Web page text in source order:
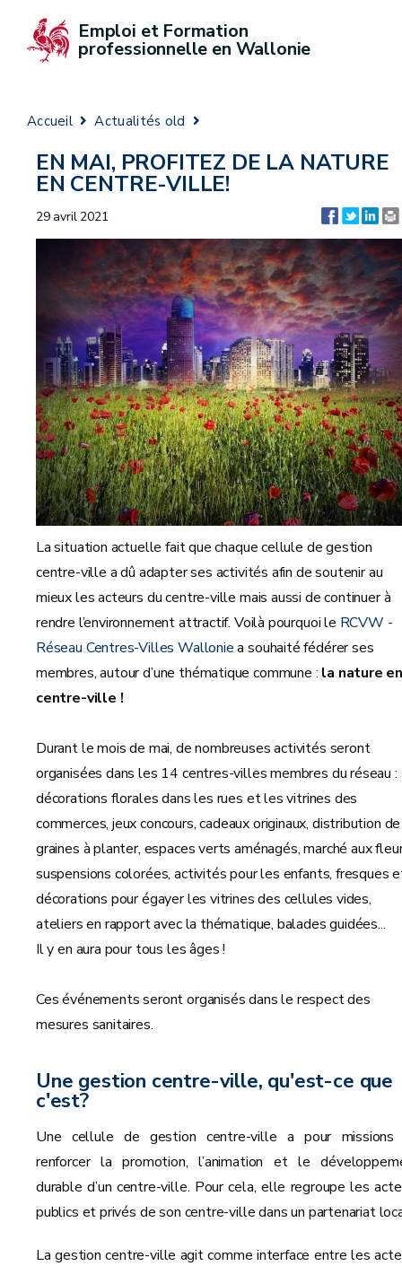
Emploi et Formation
professionnelle en Wallonie
Accueil Actualités old
EN MAI, PROFITEZ DE LA NATURE
EN CENTRE-VILLE!
29 avril 2021
La situation actuelle fait que chaque cellule de gestion
centre-ville a dû adapter ses activités afin de soutenir au
mieux les acteurs du centre-ville mais aussi de continuer à
rendre l’environnement attractif. Voilà pourquoi le RCVW -
Réseau Centres-Villes Walloniea souhaité fédérer ses
membres, autour d’une thématique commune : la nature
centre-ville !
Durant le mois de mai, de nombreuses activités seront
organisées dans les 14 centres-villes membres du réseau :
décorations florales dans les rues et les vitrines des
commerces, jeux concours, cadeaux originaux, distribution de
graines à planter, espaces verts aménagés, marché aux
suspensions colorées, activités pour les enfants, fresques
décorations pour égayer les vitrines des cellules vides,
ateliers en rapport avec la thématique, balades guidées...
Il y en aura pour tous les âges !
Ces événements seront organisés dans le respect des
mesures sanitaires.
Une gestion centre-ville, qu'est-ce que
c'est?
Une cellule de gestion centre-ville a pour missions
renforcer la promotion, l’animation et le
durable d’un centre-ville. Pour cela, elle regroupe les
publics et privés de son centre-ville dans un partenariat
La gestion centre-ville agit comme interface entre les